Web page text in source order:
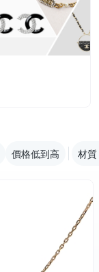
價格低到高 材質